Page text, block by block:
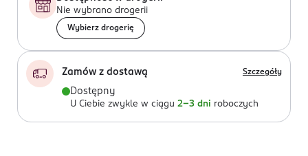
Nie wybrano drogerii
Wybierz drogerię
Zamów z dostawą Szczegóły
Dostępny
U Ciebie zwykle w ciągu 2-3 dni roboczych